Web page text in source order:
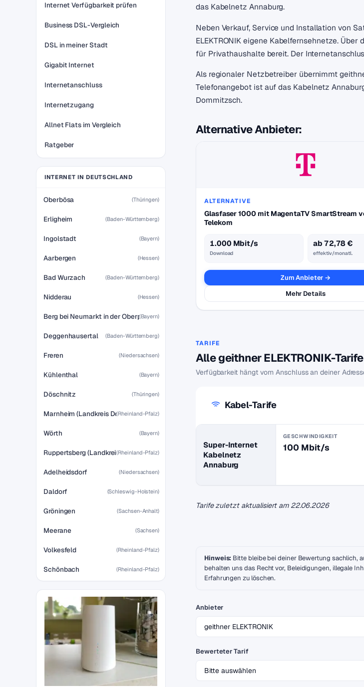
Internet Verfügbarkeit prüfen
Business DSL-Vergleich
DSL in meiner Stadt
Gigabit Internet
Internetanschluss
Internetzugang
Allnet Flats im Vergleich
Ratgeber
INTERNET IN DEUTSCHLAND
Oberbösa (Thüringen)
Erligheim (Baden-Württemberg)
Ingolstadt (Bayern)
Aarbergen (Hessen)
Bad Wurzach (Baden-Württemberg)
Nidderau (Hessen)
Berg bei Neumarkt in der Oberpfalz
(Bayern)
Deggenhausertal (Baden-Württemberg)
Freren (Niedersachsen)
Kühlenthal (Bayern)
Döschnitz (Thüringen)
Marnheim (Landkreis Donnersbergkreis)
(Rheinland-Pfalz)
Wörth (Bayern)
Ruppertsberg (Landkreis Bad Dürkheim)
(Rheinland-Pfalz)
Adelheidsdorf (Niedersachsen)
Daldorf (Schleswig-Holstein)
Gröningen (Sachsen-Anhalt)
Meerane (Sachsen)
Volkesfeld (Rheinland-Pfalz)
Schönbach (Rheinland-Pfalz)
das Kabelnetz Annaburg.
Neben Verkauf, Service und Installation von
ELEKTRONIK eigene Kabelfernsehnetze.
für Privathaushalte bereit. Der
Als regionaler Netzbetreiber übernimmt
Telefonangebot ist auf das Kabelnetz
Dommitzsch.
Alternative Anbieter:
ALTERNATIVE
Glasfaser 1000 mit MagentaTV SmartStream
Telekom
1.000 Mbit/s
Download
ab 72,78 €
effektiv/monatl.
Zum Anbieter →
Mehr Details
TARIFE
Alle geithner ELEKTRONIK-
Verfügbarkeit hängt vom Anschluss an deiner
Kabel-Tarife
Super-Internet
Kabelnetz
Annaburg
GESCHWINDIGKEIT
100 Mbit/s
Tarife zuletzt aktualisiert am 22.06.2026
Hinweis: Bitte bleibe bei deiner Bewertung sachlich,
behalten uns das Recht vor, Beleidigungen, illegale
Erfahrungen zu löschen.
Anbieter
Bewerteter Tarif